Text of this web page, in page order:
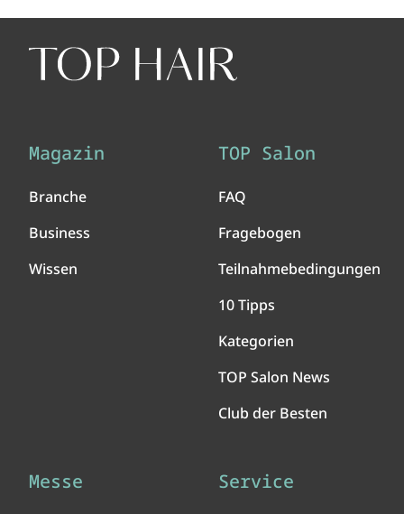
Magazin
Branche
Business
Wissen
TOP Salon
FAQ
Fragebogen
Teilnahmebedingungen
10 Tipps
Kategorien
TOP Salon News
Club der Besten
Messe Service